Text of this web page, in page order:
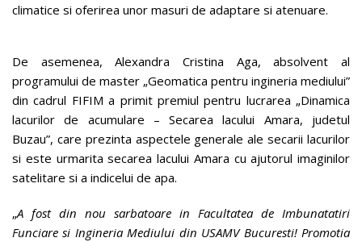
climatice si oferirea unor masuri de adaptare si atenuare.
De asemenea, Alexandra Cristina Aga, absolvent al
programului de master „Geomatica pentru ingineria mediului”
din cadrul FIFIM a primit premiul pentru lucrarea „Dinamica
lacurilor de acumulare – Secarea lacului Amara, judetul
Buzau”, care prezinta aspectele generale ale secarii lacurilor
si este urmarita secarea lacului Amara cu ajutorul imaginilor
satelitare si a indicelui de apa.
„A fost din nou sarbatoare in Facultatea de Imbunatatiri
Funciare si Ingineria Mediului din USAMV Bucuresti! Promotia